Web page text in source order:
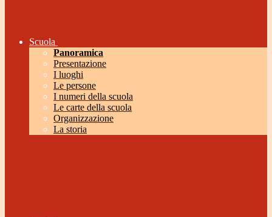
Scuola
Panoramica
Presentazione
I luoghi
Le persone
I numeri della scuola
Le carte della scuola
Organizzazione
La storia